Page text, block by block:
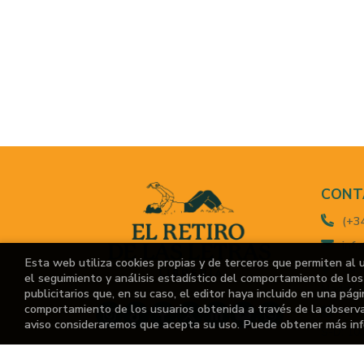
Madrid,
M-
S-D:
Esta web utiliza cookies propias y de terceros que permiten al
el seguimiento y análisis estadístico del comportamiento de
publicitarios que, en su caso, el editor haya incluido en una
comportamiento de los usuarios obtenida a través de la
aviso consideraremos que acepta su uso. Puede obtener más